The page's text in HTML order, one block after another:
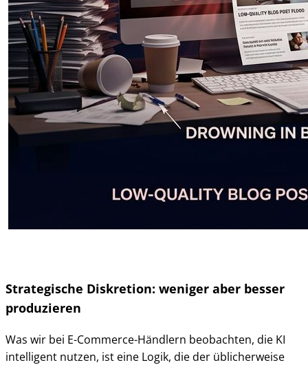
Strategische Diskretion: weniger aber besser
produzieren
Was wir bei E-Commerce-Händlern beobachten, die KI
intelligent nutzen, ist eine Logik, die der üblicherweise